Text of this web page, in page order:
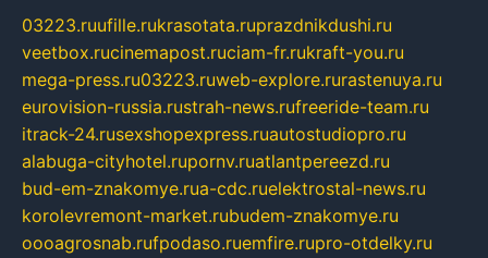
03223.ruufille.rukrasotata.ruprazdnikdushi.ru
veetbox.rucinemapost.ruciam-fr.rukraft-you.ru
mega-press.ru03223.ruweb-explore.rurastenuya.ru
eurovision-russia.rustrah-news.rufreeride-team.ru
itrack-24.rusexshopexpress.ruautostudiopro.ru
alabuga-cityhotel.rupornv.ruatlantpereezd.ru
bud-em-znakomye.rua-cdc.ruelektrostal-news.ru
korolevremont-market.rubudem-znakomye.ru
oooagrosnab.rufpodaso.ruemfire.rupro-otdelky.ru